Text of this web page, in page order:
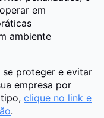
em
ambiente
se proteger e evitar
empresa por
clique no link e
.